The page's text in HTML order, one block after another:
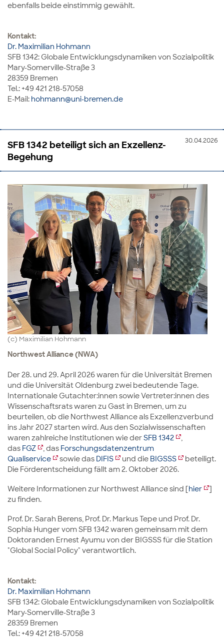
ebenfalls beide einstimmig gewählt.
Kontakt:
Dr. Maximilian Hohmann
SFB 1342: Globale Entwicklungsdynamiken von Sozialpolitik
Mary-Somerville-Straße 3
28359 Bremen
Tel.: +49 421 218-57058
E-Mail: hohmann@uni-bremen.de
30.04.2026
SFB 1342 beteiligt sich an Exzellenz-
Begehung
(c) Maximilian Hohmann
Northwest Alliance (NWA)
Der 28. und 29. April 2026 waren für die Universität Bremen
und die Universität Oldenburg zwei bedeutende Tage.
Internationale Gutachter:innen sowie Vertreter:innen des
Wissenschaftsrats waren zu Gast in Bremen, um zu
beurteilen, ob die Northwest Alliance als Exzellenzverbund
ins Jahr 2027 starten wird. Aus den Sozialwissenschaften
waren zahlreiche Institutionen wie derSFB 1342
,
das FGZ , das Forschungsdatenzentrum
Qualiservice
sowie das DIFIS und die BIGSSS
beteiligt.
Die Förderentscheidung fällt am 2. Oktober 2026.
Weitere Informationen zur Northwest Alliance sind [hier
]
zu finden.
Prof. Dr. Sarah Berens, Prof. Dr. Markus Tepe und Prof. Dr.
Sophia Hunger vom SFB 1342 waren gemeinsam mit dem
Doktoranden Ernest Ayumu von der BIGSSS für die Station
"Global Social Policy" verantwortlich.
Kontakt:
Dr. Maximilian Hohmann
SFB 1342: Globale Entwicklungsdynamiken von Sozialpolitik
Mary-Somerville-Straße 3
28359 Bremen
Tel.: +49 421 218-57058